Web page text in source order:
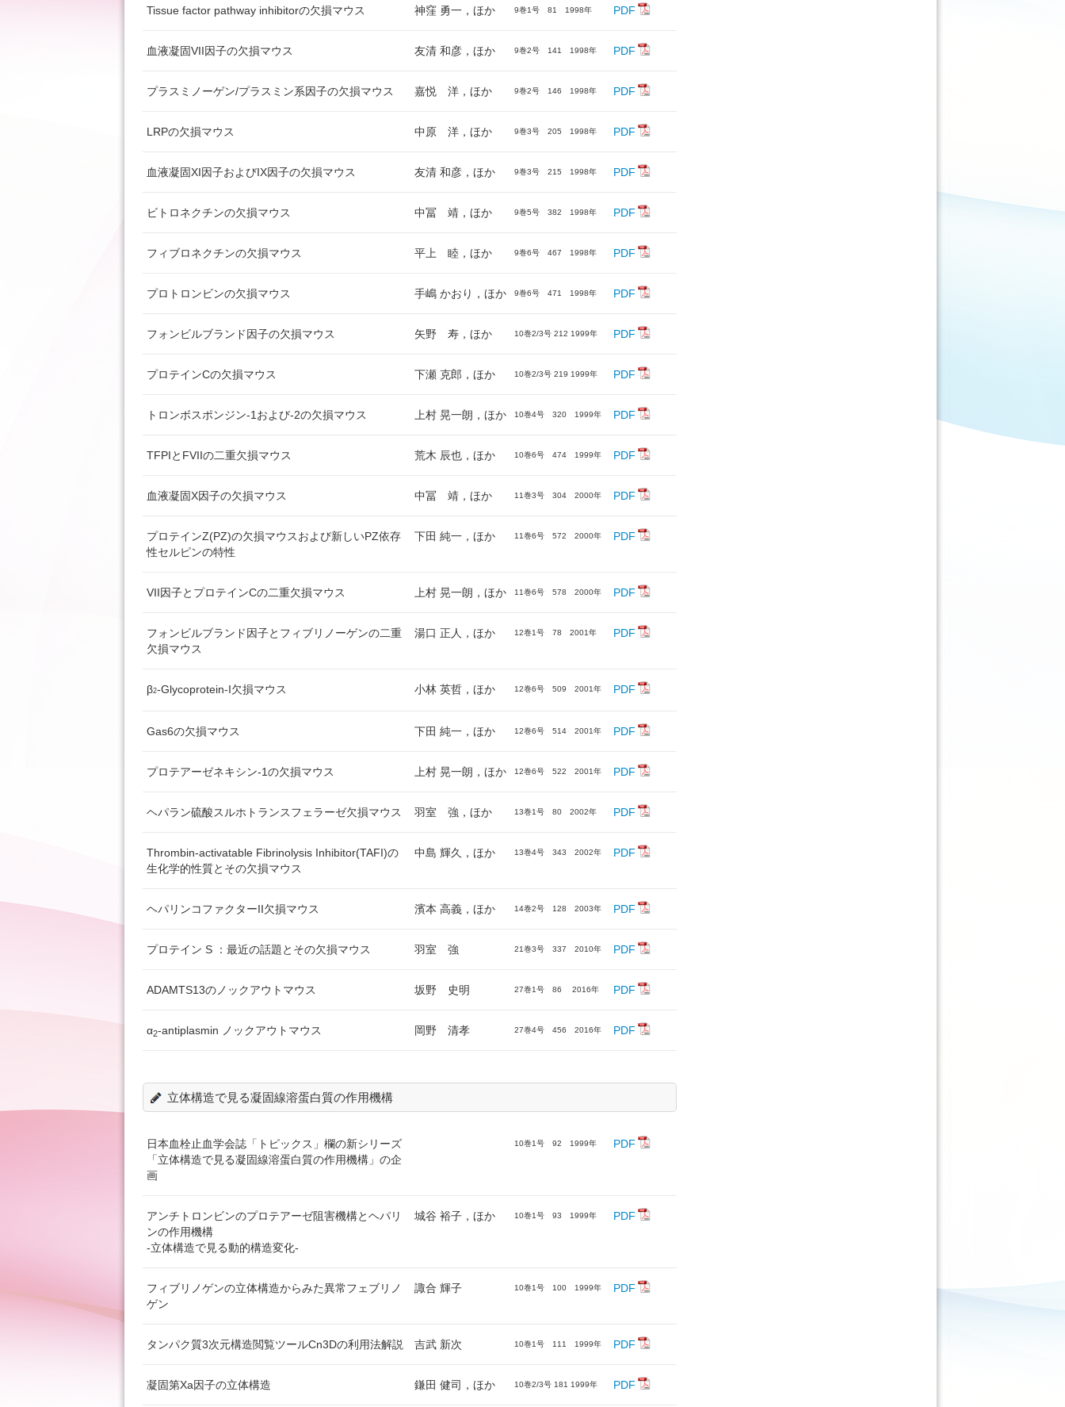
Tissue factor pathway inhibitorの欠損マウス 神窪 勇一，ほか 9巻1号 81 1998年 PDF
血液凝固VII因子の欠損マウス 友清 和彦，ほか 9巻2号 141 1998年 PDF
プラスミノーゲン/プラスミン系因子の欠損マウス 嘉悦 洋，ほか 9巻2号 146 1998年 PDF
LRPの欠損マウス 中原 洋，ほか 9巻3号 205 1998年 PDF
血液凝固XI因子およびIX因子の欠損マウス 友清 和彦，ほか 9巻3号 215 1998年 PDF
ビトロネクチンの欠損マウス 中冨 靖，ほか 9巻5号 382 1998年 PDF
フィブロネクチンの欠損マウス 平上 睦，ほか 9巻6号 467 1998年 PDF
プロトロンビンの欠損マウス 手嶋 かおり，ほか 9巻6号 471 1998年 PDF
フォンビルブランド因子の欠損マウス 矢野 寿，ほか 10巻2/3号 212 1999年 PDF
プロテインCの欠損マウス 下瀬 克郎，ほか 10巻2/3号 219 1999年 PDF
トロンボスポンジン-1および-2の欠損マウス 上村 晃一朗，ほか 10巻4号 320 1999年 PDF
TFPIとFVIIの二重欠損マウス 荒木 辰也，ほか 10巻6号 474 1999年 PDF
血液凝固X因子の欠損マウス 中冨 靖，ほか 11巻3号 304 2000年 PDF
プロテインZ(PZ)の欠損マウスおよび新しいPZ依存
性セルピンの特性
下田 純一，ほか 11巻6号 572 2000年 PDF
VII因子とプロテインCの二重欠損マウス 上村 晃一朗，ほか 11巻6号 578 2000年 PDF
フォンビルブランド因子とフィブリノーゲンの二重
欠損マウス
湯口 正人，ほか 12巻1号 78 2001年 PDF
β2-Glycoprotein-I欠損マウス 小林 英哲，ほか 12巻6号 509 2001年 PDF
Gas6の欠損マウス 下田 純一，ほか 12巻6号 514 2001年 PDF
プロテアーゼネキシン-1の欠損マウス 上村 晃一朗，ほか 12巻6号 522 2001年 PDF
ヘパラン硫酸スルホトランスフェラーゼ欠損マウス 羽室 強，ほか 13巻1号 80 2002年 PDF
Thrombin-activatable Fibrinolysis Inhibitor(TAFI)の
生化学的性質とその欠損マウス
中島 輝久，ほか 13巻4号 343 2002年 PDF
ヘパリンコファクターII欠損マウス 濱本 高義，ほか 14巻2号 128 2003年 PDF
プロテイン S ：最近の話題とその欠損マウス 羽室 強 21巻3号 337 2010年 PDF
ADAMTS13のノックアウトマウス 坂野 史明 27巻1号 86 2016年 PDF
α2-antiplasmin ノックアウトマウス 岡野 清孝 27巻4号 456 2016年 PDF
立体構造で見る凝固線溶蛋白質の作用機構
日本血栓止血学会誌「トピックス」欄の新シリーズ
「立体構造で見る凝固線溶蛋白質の作用機構」の企
画
10巻1号 92 1999年 PDF
アンチトロンビンのプロテアーゼ阻害機構とヘパリ
ンの作用機構
-立体構造で見る動的構造変化-
城谷 裕子，ほか 10巻1号 93 1999年 PDF
フィブリノゲンの立体構造からみた異常フェブリノ
ゲン
諏合 輝子 10巻1号 100 1999年 PDF
タンパク質3次元構造閲覧ツールCn3Dの利用法解説 吉武 新次 10巻1号 111 1999年 PDF
凝固第Xa因子の立体構造 鎌田 健司，ほか 10巻2/3号 181 1999年 PDF